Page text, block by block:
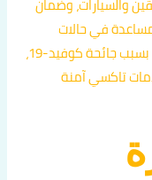
في حالات
الطوارئ. بجانب الالتزام بالإجراءات الاحترازية بسبب جائحة كوفيد-19،
تاكسي آمنة